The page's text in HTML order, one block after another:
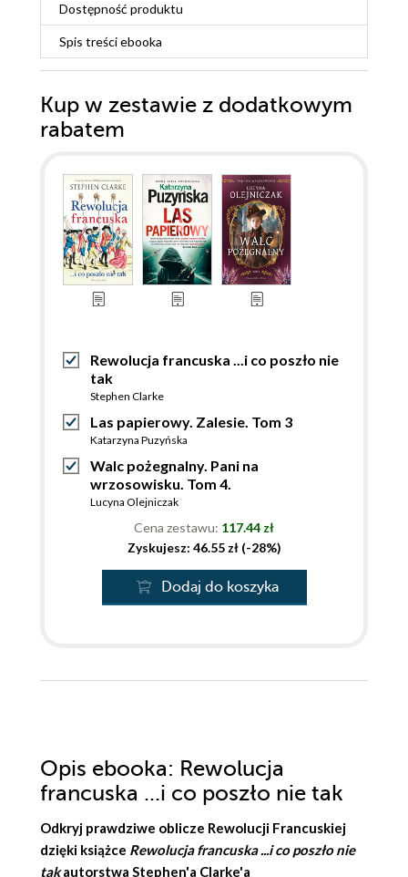
Dostępność produktu
Spis treściebooka
Kup w zestawie z dodatkowym
rabatem
Rewolucja francuska ...i co poszło nie
tak
Stephen Clarke
Las papierowy. Zalesie. Tom 3
Katarzyna Puzyńska
Walc pożegnalny. Pani na
wrzosowisku. Tom 4.
Lucyna Olejniczak
Cena zestawu: 117.44 zł
Zyskujesz: 46.55 zł (-28%)
Dodaj do koszyka
Opis ebooka: Rewolucja
francuska ...i co poszło nie tak
Odkryj prawdziwe oblicze Rewolucji Francuskiej
dzięki książce Rewolucja francuska ...i co poszło nie
takautorstwa Stephen'a Clarke'a